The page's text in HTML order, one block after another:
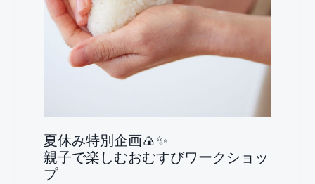
夏休み特別企画🍙✨
親子で楽しむおむすびワークショッ
プ